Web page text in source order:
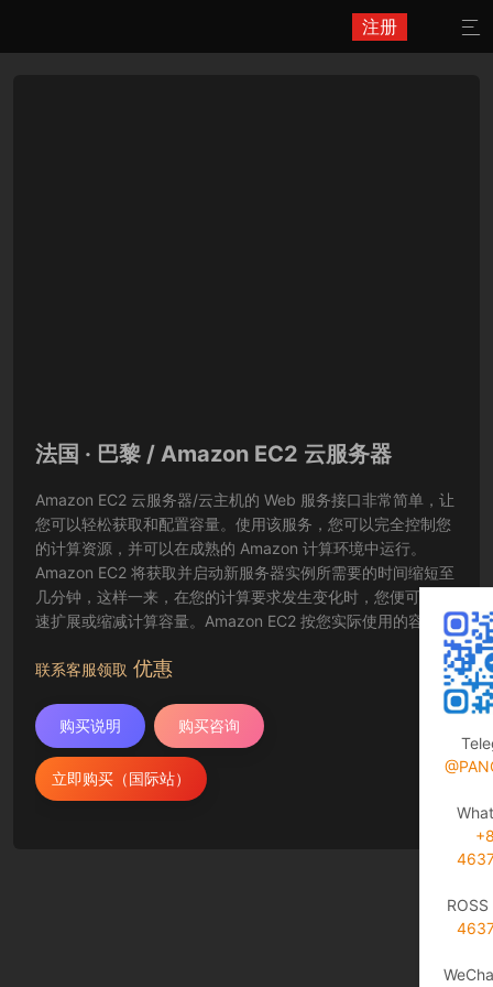
注册 
法国 · 巴黎 / Amazon EC2 云服务器
Amazon EC2 云服务器/云主机的 Web 服务接口非常简单，让
您可以轻松获取和配置容量。使用该服务，您可以完全控制您
的计算资源，并可以在成熟的 Amazon 计算环境中运行。
Amazon EC2 将获取并启动新服务器实例所需要的时间缩短至
几分钟，这样一来，在您的计算要求发生变化时，您便可以快
速扩展或缩减计算容量。Amazon EC2 按您实际使用的容量收
费，改变了计算的成本结算方式。Amazon EC2 云服务器还为
开发人员提供了创建故障恢复应用程序以及排除常见故障情况
联系客服领取 优惠
购买说明 购买咨询
立即购买（国际站）